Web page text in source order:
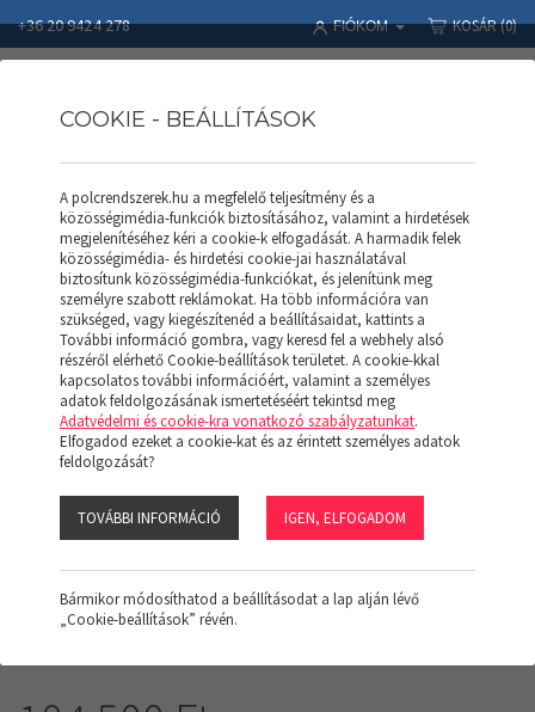
+36 20 9424 278 FIÓKOM KOSÁR(0)
Polcrendszerek Termékek
RAKLAPOS ÁLLVÁNY
Munkaasztal 845*685*2000mm
MUNKAASZTAL
845*685*2000MM
kiváló minőségű 40x40mm-es zártszelvényből hegesztett szerkezet
a munkalap laminált lucfenyőből és bükkfából készült
szinterezett kivitel RAL 5015 (kék) színű vázzal
COOKIE - BEÁLLÍTÁSOK
A polcrendszerek.hu a megfelelő teljesítmény és a
közösségimédia-funkciók biztosításához, valamint a hirdetések
megjelenítéséhez kéri a cookie-k elfogadását. A harmadik felek
közösségimédia- és hirdetési cookie-jai használatával
biztosítunk közösségimédia-funkciókat, és jelenítünk meg
személyre szabott reklámokat. Ha több információra van
szükséged, vagy kiegészítenéd a beállításaidat, kattints a
További információ gombra, vagy keresd fel a webhely alsó
részéről elérhető Cookie-beállítások területet. A cookie-kkal
kapcsolatos további információért, valamint a személyes
adatok feldolgozásának ismertetéséért tekintsd meg
Adatvédelmi és cookie-kra vonatkozó szabályzatunkat.
Elfogadod ezeket a cookie-kat és az érintett személyes adatok
feldolgozását?
TOVÁBBI INFORMÁCIÓ IGEN, ELFOGADOM
Bármikor módosíthatod a beállításodat a lap alján lévő
„Cookie-beállítások” révén.